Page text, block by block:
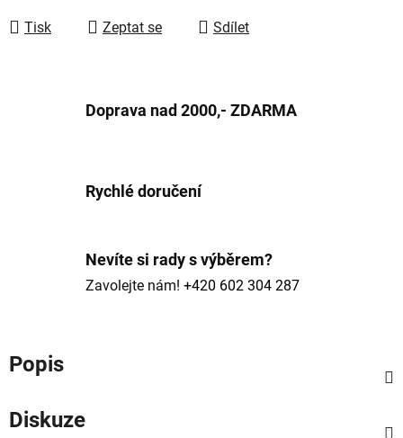
Tisk Zeptat se Sdílet
Doprava nad 2000,- ZDARMA
Rychlé doručení
Nevíte si rady s výběrem?
Zavolejte nám! +420 602 304 287
Popis
Diskuze